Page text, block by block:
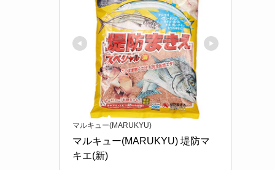
マルキュー(MARUKYU)
マルキュー(MARUKYU) 堤防マ
キエ(新)